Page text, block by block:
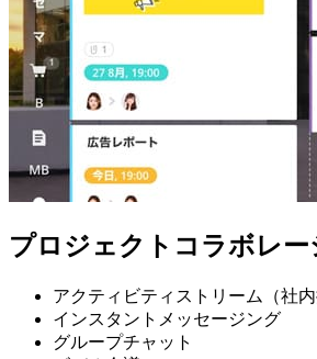
プロジェクトコラボレー
アクティビティストリーム（社内
インスタントメッセージング
グループチャット